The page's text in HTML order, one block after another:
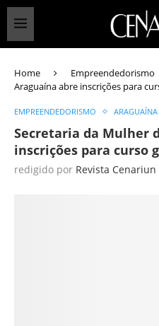
Home Empreendedorismo
Araguaína abre inscrições para
EMPREENDEDORISMO ARAGUAÍNA
Secretaria da Mulher
inscrições para curso
redigido por Revista Cenariun